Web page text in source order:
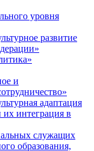
уровня
развитие
и
адаптация
интеграция в
служащих
образования,